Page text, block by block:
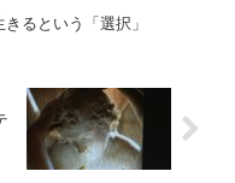
るという「選択」